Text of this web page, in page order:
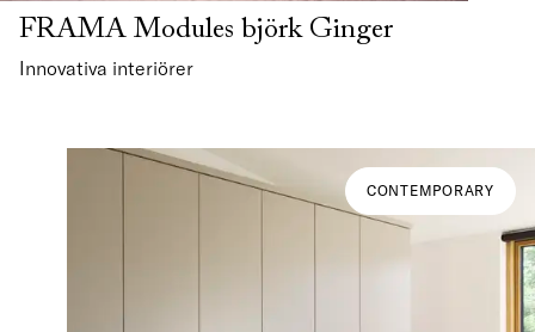
FRAMA Modules björk Ginger
Innovativa interiörer
CONTEMPORARY